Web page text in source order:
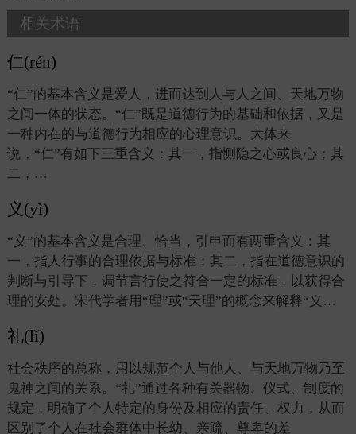
相关术语
仁(rén)
“仁”的基本含义是爱人，进而达到人与人之间、天地万物
之间一体的状态。“仁”既是道德行为的基础和依据，又是
一种内在的与道德行为相应的心理意识。大体来
说，“仁”有如下三重含义：其一，指恻隐之心或良心；其
二，…
义(yì)
“义”的基本含义是合理、恰当，引申而有两重含义：其
一，指人行事的合理依据与标准；其二，指在道德意识的
判断与引导下，调节言行使之符合一定的标准，以获得合
理的安处。宋代学者用“理”或“天理”的概念来解释“义…
礼(lǐ)
社会秩序的总称，用以规范个人与他人、与天地万物乃至
鬼神之间的关系。“礼”通过各种有关器物、仪式、制度的
规定，明确了个人特定的身份及相应的责任、权力，从而
区别了个人在社会群体中长幼、亲疏、尊卑的差